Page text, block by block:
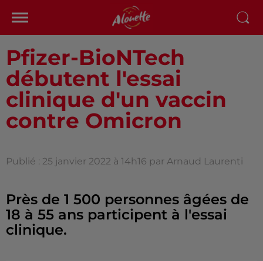
Pfizer-BioNTech
débutent l'essai
clinique d'un vaccin
contre Omicron
Publié : 25 janvier 2022 à 14h16 par Arnaud Laurenti
Près de 1 500 personnes âgées de
18 à 55 ans participent à l'essai
clinique.